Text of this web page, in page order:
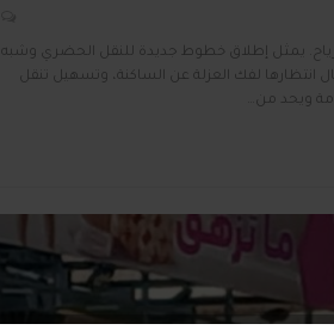
يمثل إطلاق خطوط جديدة للنقل الحضري وشبه
لفك العزلة عن الساكنة، وتسهيل تنقل
ويحد من…